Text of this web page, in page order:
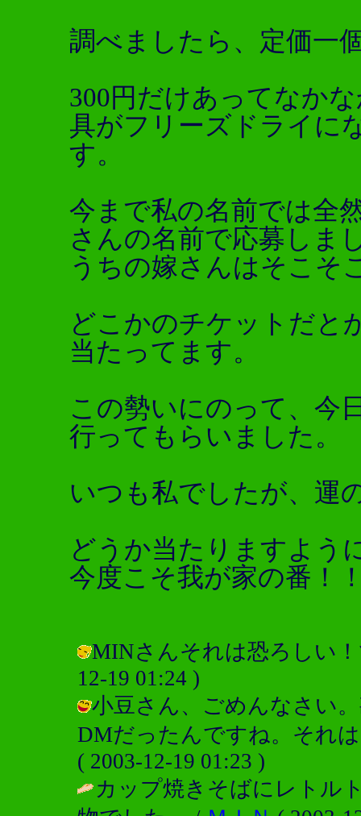
調べましたら、定価一
300円だけあってなか
具がフリーズドライに
す。
今まで私の名前では全
さんの名前で応募しま
うちの嫁さんはそこそ
どこかのチケットだと
当たってます。
この勢いにのって、今
行ってもらいました。
いつも私でしたが、運
どうか当たりますよう
今度こそ我が家の番！
MINさんそれは恐ろしい
12-19 01:24 )
小豆さん、ごめんなさい
DMだったんですね。それ
( 2003-12-19 01:23 )
カップ焼きそばにレトル